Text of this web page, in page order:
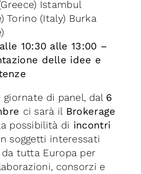
Istambul
Torino (Italy) Burka
10:30 alle 13:00 –
delle idee e
giornate di panel, dal 6
ci sarà il Brokerage
possibilità di incontri
soggetti interessati
tutta Europa per
consorzi e